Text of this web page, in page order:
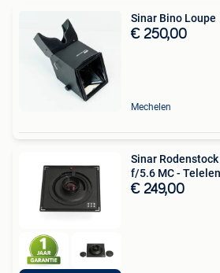
Sinar Bino Loupe
€ 250,00
Mechelen
Sinar
f/5.6 MC -
€ 249,00